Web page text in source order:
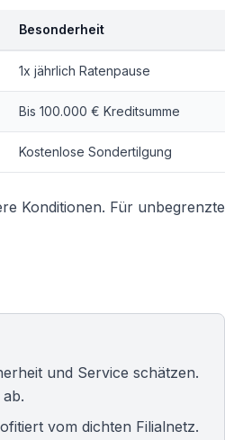
Besonderheit
1x jährlich Ratenpause
Bis 100.000 € Kreditsumme
Kostenlose Sondertilgung
Konditionen. Für unbegrenzte
und Service schätzen.
vom dichten Filialnetz.